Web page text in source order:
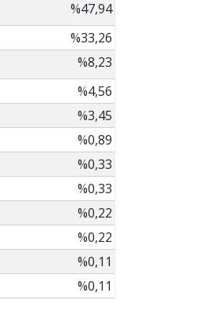
%47,94
%33,26
%8,23
%4,56
%3,45
%0,89
%0,33
%0,33
%0,22
%0,22
%0,11
%0,11